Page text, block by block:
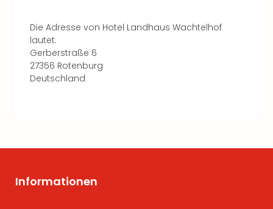
Die Adresse von Hotel Landhaus Wachtelhof
lautet:
Gerberstraße 6
27356 Rotenburg
Deutschland
Informationen